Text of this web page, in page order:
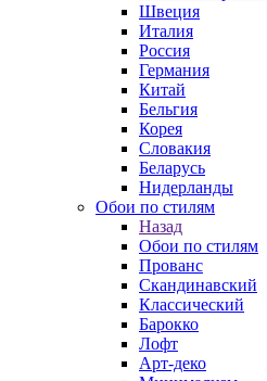
Швеция
Италия
Россия
Германия
Китай
Бельгия
Корея
Словакия
Беларусь
Нидерланды
Обои по стилям
Назад
Обои по стилям
Прованс
Скандинавский
Классический
Барокко
Лофт
Арт-деко